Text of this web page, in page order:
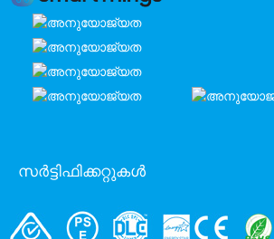
സർട്ടിഫിക്കറ്റുകൾ